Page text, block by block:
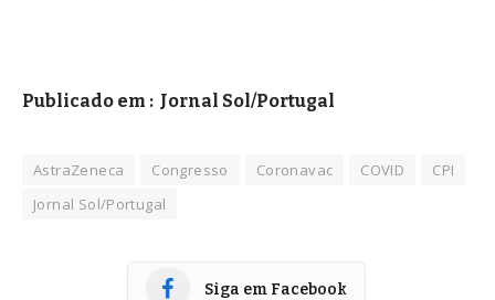
Publicado em : Jornal Sol/Portugal
AstraZeneca Congresso Coronavac COVID
CPI
Jornal Sol/Portugal
Siga em Facebook